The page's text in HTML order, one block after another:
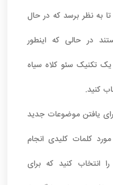
تا به نظر برسد که در حال
در حالی که اینطور
تکنیک سئو کلاه سیاه
کنید.
یافتن موضوعات جدید
کلمات کلیدی انجام
انتخاب کنید که برای